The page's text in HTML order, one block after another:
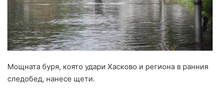
Мощната буря, която удари Хасково и региона в ранния
следобед, нанесе щети.